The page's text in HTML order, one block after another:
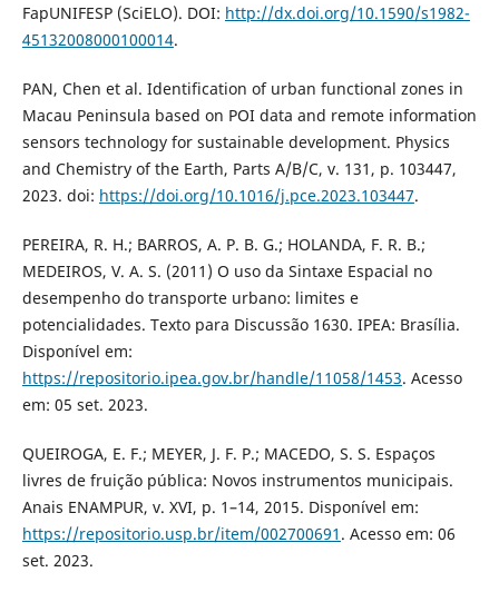
FapUNIFESP (SciELO). DOI: http://dx.doi.org/10.1590/s1982-
45132008000100014.
PAN, Chen et al. Identification of urban functional zones in
Macau Peninsula based on POI data and remote information
sensors technology for sustainable development. Physics
and Chemistry of the Earth, Parts A/B/C, v. 131, p. 103447,
2023. doi: https://doi.org/10.1016/j.pce.2023.103447.
PEREIRA, R. H.; BARROS, A. P. B. G.; HOLANDA, F. R. B.;
MEDEIROS, V. A. S. (2011) O uso da Sintaxe Espacial no
desempenho do transporte urbano: limites e
potencialidades. Texto para Discussão 1630. IPEA: Brasília.
Disponível em:
https://repositorio.ipea.gov.br/handle/11058/1453. Acesso
em: 05 set. 2023.
QUEIROGA, E. F.; MEYER, J. F. P.; MACEDO, S. S. Espaços
livres de fruição pública: Novos instrumentos municipais.
Anais ENAMPUR, v. XVI, p. 1–14, 2015. Disponível em:
https://repositorio.usp.br/item/002700691 . Acesso em: 06
set. 2023.